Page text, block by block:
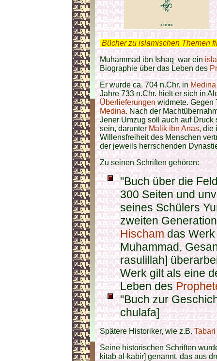
Bücher zu islamischen Themen
Muhammad ibn Ishaq war ein
Biographie über das Leben des
Er wurde ca. 704 n.Chr. inMedina
Jahre 733 n.Chr. hielt er sich in
Überlieferungenwidmete. Gegen
Medina. Nach der
Jener Umzug soll auch auf
sein, darunterMalik ibn Anas, die
Willensfreiheit des Menschen
der jeweils herrschenden
Zu seinen Schriften gehören:
"Buch über die
300 Seiten und
seines Schülers
zweiten
Hischamdas Werk
Muhammad,
rasulillah]
Werk gilt als eine
Leben des
"Buch zur
chulafa]
Spätere Historiker, wie z.B.Tabari
Seine historischen Schriften
kitab al-kabir] genannt, das aus